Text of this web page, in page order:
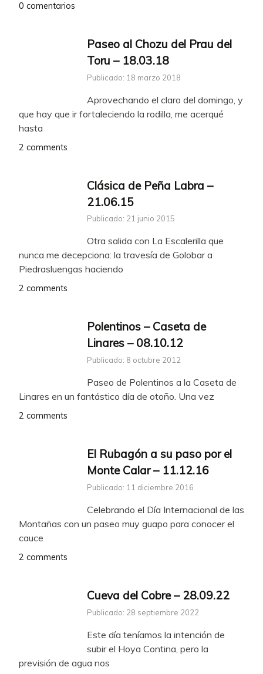
0 comentarios
Paseo al Chozu del Prau del
Toru – 18.03.18
Publicado: 18 marzo 2018
Aprovechando el claro del domingo, y
que hay que ir fortaleciendo la rodilla, me acerqué
hasta
2 comments
Clásica de Peña Labra –
21.06.15
Publicado: 21 junio 2015
Otra salida con La Escalerilla que
nunca me decepciona: la travesía de Golobar a
Piedrasluengas haciendo
2 comments
Polentinos – Caseta de
Linares – 08.10.12
Publicado: 8 octubre 2012
Paseo de Polentinos a la Caseta de
Linares en un fantástico día de otoño. Una vez
2 comments
El Rubagón a su paso por el
Monte Calar – 11.12.16
Publicado: 11 diciembre 2016
Celebrando el Día Internacional de las
Montañas con un paseo muy guapo para conocer el
cauce
2 comments
Cueva del Cobre – 28.09.22
Publicado: 28 septiembre 2022
Este día teníamos la intención de
subir el Hoya Contina, pero la
previsión de agua nos